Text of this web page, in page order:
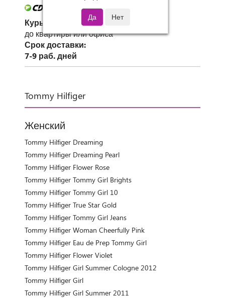
Курьер СДЭК
до квартиры или офиса
Срок доставки:
7-9 раб. дней
Tommy Hilfiger
Женский
Tommy Hilfiger Dreaming
Tommy Hilfiger Dreaming Pearl
Tommy Hilfiger Flower Rose
Tommy Hilfiger Tommy Girl Brights
Tommy Hilfiger Tommy Girl 10
Tommy Hilfiger True Star Gold
Tommy Hilfiger Tommy Girl Jeans
Tommy Hilfiger Woman Cheerfully Pink
Tommy Hilfiger Eau de Prep Tommy Girl
Tommy Hilfiger Flower Violet
Tommy Hilfiger Girl Summer Cologne 2012
Tommy Hilfiger Girl
Tommy Hilfiger Girl Summer 2011